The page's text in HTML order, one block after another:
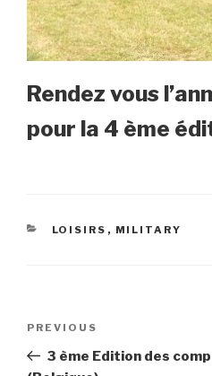
Rendez vous
pour la 4 ème
CATEGORIES
LOISIRS , MILITARY
l’article
Previous
Post
PREVIOUS
3 ème Edition des